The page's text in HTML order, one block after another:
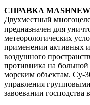
СПРАВКА
Двухместный
предназначен для
метеорологических
применении активных
воздушного
противника на
морским объектам. Су-
управления
завоевании господства